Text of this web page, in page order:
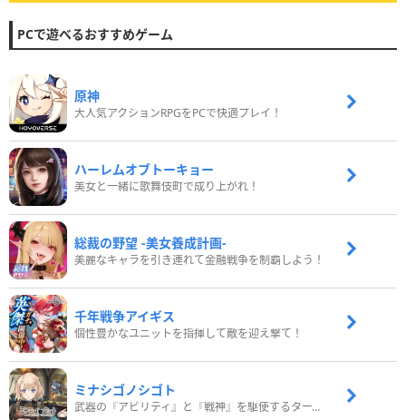
PCで遊べるおすすめゲーム
原神
大人気アクションRPGをPCで快適プレイ！
ハーレムオブトーキョー
美女と一緒に歌舞伎町で成り上がれ！
総裁の野望 -美女養成計画-
美麗なキャラを引き連れて金融戦争を制覇しよう！
千年戦争アイギス
個性豊かなユニットを指揮して敵を迎え撃て！
ミナシゴノシゴト
武器の『アビリティ』と『戦神』を駆使するターン制コマンドバトルRPG！